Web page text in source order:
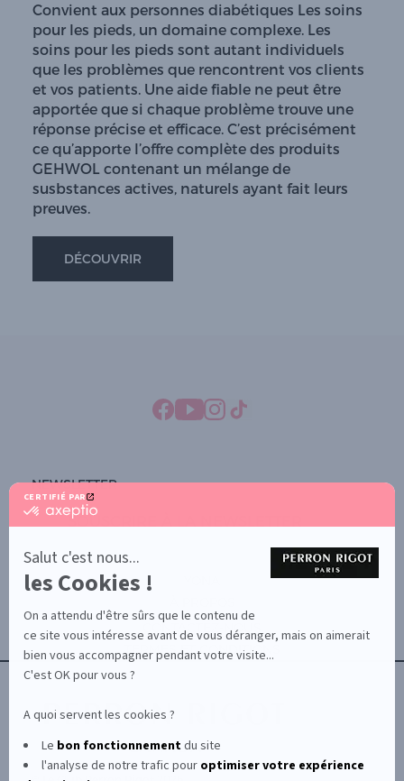
CERTIFIÉ PAR
certifié
En
savoir
plus
sur
Axeptio
Salut c'est nous...
les Cookies !
On a attendu d'être sûrs que le contenu de
ce site vous intéresse avant de vous déranger, mais on aimerait
bien vous accompagner pendant votre visite...
C'est OK pour vous ?
A quoi servent les cookies ?
Le bon fonctionnementdu site
l'analyse de notre trafic pour optimiservotre expérience
Convient aux personnes diabétiques Les soins
pour les pieds, un domaine complexe. Les
soins pour les pieds sont autant individuels
que les problèmes que rencontrent vos clients
et vos patients. Une aide fiable ne peut être
apportée que si chaque problème trouve une
réponse précise et efficace. C’est précisément
ce qu’apporte l’offre complète des produits
GEHWOL contenant un mélange de
susbstances actives, naturels ayant fait leurs
preuves.
DÉCOUVRIR
NEWSLETTER
SOUSCRIRE À LA NEWSLETTER
CONTACTEZ-NOUS
TERMES ET CONDITIONS